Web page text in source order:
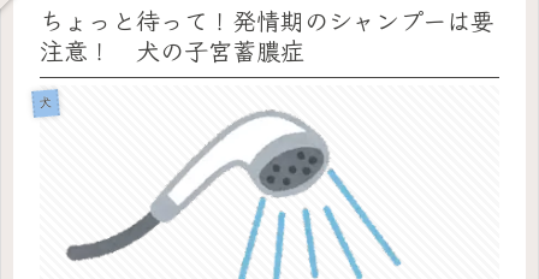
ちょっと待って！発情期のシャンプーは要
注意！ 犬の子宮蓄膿症
犬